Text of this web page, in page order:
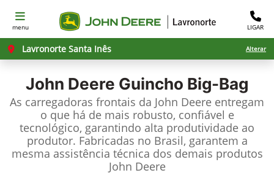
menu LIGAR
Lavronorte Santa Inês Alterar
John Deere Guincho Big-Bag
As carregadoras frontais da John Deere entregam
o que há de mais robusto, confiável e
tecnológico, garantindo alta produtividade ao
produtor. Fabricadas no Brasil, garantem a
mesma assistência técnica dos demais produtos
John Deere